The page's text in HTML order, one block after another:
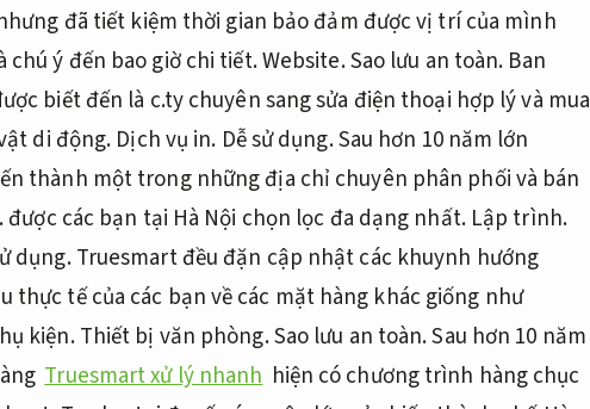
đã tiết kiệm thời gian bảo đảm được vị trí của mình
ý đến bao giờ chi tiết.Website.Sao lưu an toàn. Ban
biết đến là c.ty chuyên sang sửa điện thoại hợp lý và mua
di động. Dịch vụ in. Dễ sử dụng.Sau hơn 10 năm lớn
thành một trong những địa chỉ chuyên phân phối và bán
được các bạn tại Hà Nội chọn lọc đa dạng nhất. Lập trình.
dụng.Truesmart đều đặn cập nhật các khuynh hướng
thực tế của các bạn về các mặt hàng khác giống như
kiện.Thiết bị văn phòng.Sao lưu an toàn.Sau hơn 10 năm
Truesmart xử lý nhanh hiện có chương trình hàng chục